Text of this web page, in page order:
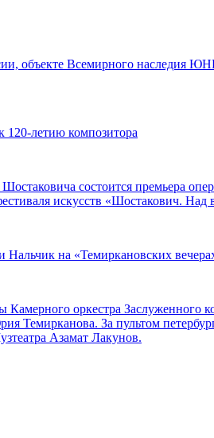
объекте Всемирного наследия
120-летию композитора
состоится премьера
искусств «Шостакович. Над
на «Темиркановских
оркестра Заслуженного
Темирканова. За пультом
Азамат Лакунов.